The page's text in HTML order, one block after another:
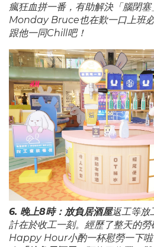
瘋狂血拼一番，有助解決「腦閉塞
Monday Bruce也在歎一口上班
跟他一同Chill吧！
6. 晚上8時：放負居酒屋返工等放
計在於收工一刻。經歷了整天的
Happy Hour小酌一杯慰勞一下